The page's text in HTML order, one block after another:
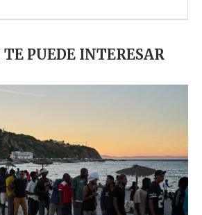
PUEDE INTERESAR